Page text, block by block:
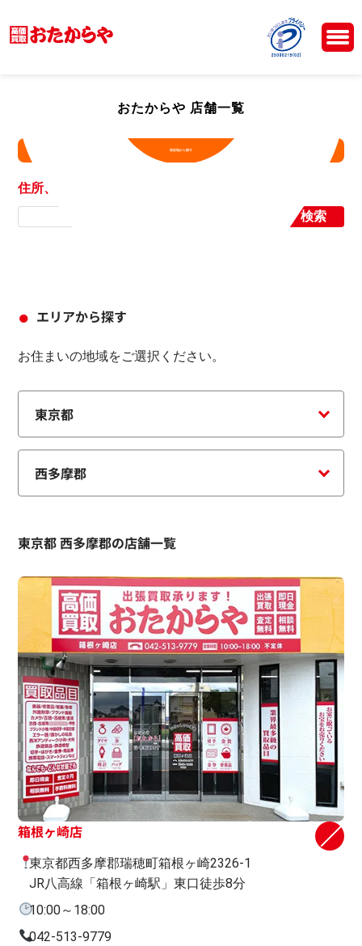
おたからや 店舗一覧
現在地から探す
住所、店舗名から探す
検索
エリアから探す
お住まいの地域をご選択ください。
東京都 西多摩郡の店舗一覧
箱根ヶ崎店
東京都西多摩郡瑞穂町箱根ヶ崎2326-1
JR八高線「箱根ヶ崎駅」東口徒歩8分
10:00～18:00
042-513-9779